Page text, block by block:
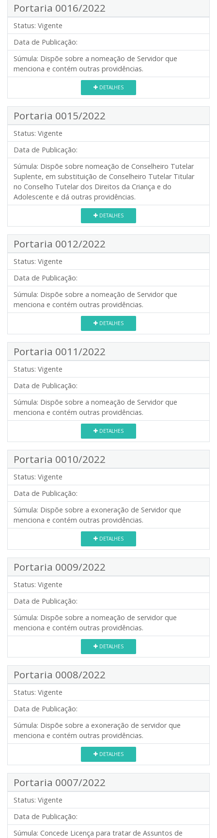
Portaria 0016/2022
Status: Vigente
Data de Publicação:
Súmula: Dispõe sobre a nomeação de Servidor que
menciona e contém outras providências.
DETALHES
Portaria 0015/2022
Status: Vigente
Data de Publicação:
Súmula: Dispõe sobre nomeação de Conselheiro Tutelar
Suplente, em substituição de Conselheiro Tutelar Titular
no Conselho Tutelar dos Direitos da Criança e do
Adolescente e dá outras providências.
DETALHES
Portaria 0012/2022
Status: Vigente
Data de Publicação:
Súmula: Dispõe sobre a nomeação de Servidor que
menciona e contém outras providências.
DETALHES
Portaria 0011/2022
Status: Vigente
Data de Publicação:
Súmula: Dispõe sobre a nomeação de Servidor que
menciona e contém outras providências.
DETALHES
Portaria 0010/2022
Status: Vigente
Data de Publicação:
Súmula: Dispõe sobre a exoneração de Servidor que
menciona e contém outras providências.
DETALHES
Portaria 0009/2022
Status: Vigente
Data de Publicação:
Súmula: Dispõe sobre a nomeação de servidor que
menciona e contém outras providências.
DETALHES
Portaria 0008/2022
Status: Vigente
Data de Publicação:
Súmula: Dispõe sobre a exoneração de servidor que
menciona e contém outras providências.
DETALHES
Portaria 0007/2022
Status: Vigente
Data de Publicação:
Súmula: Concede Licença para tratar de Assuntos de